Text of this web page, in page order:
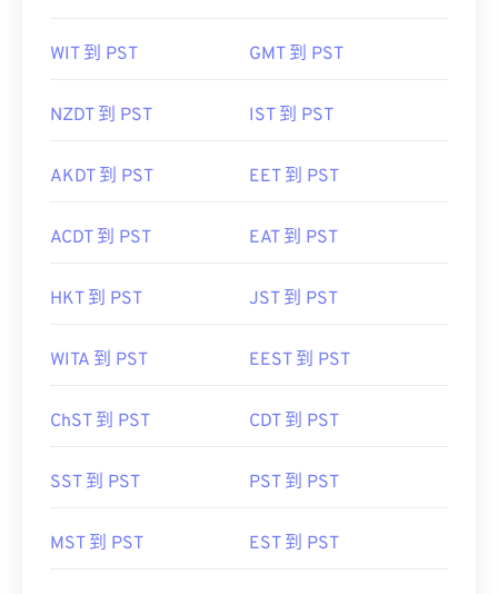
WIT 到 PST GMT 到 PST
NZDT 到 PST IST 到 PST
AKDT 到 PST EET 到 PST
ACDT 到 PST EAT 到 PST
HKT 到 PST JST 到 PST
WITA 到 PST EEST 到 PST
ChST 到 PST CDT 到 PST
SST 到 PST PST 到 PST
MST 到 PST EST 到 PST